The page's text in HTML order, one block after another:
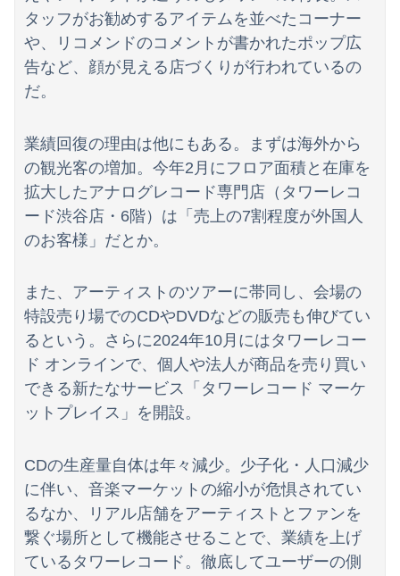
タッフがお勧めするアイテムを並べたコーナー
や、リコメンドのコメントが書かれたポップ広
告など、顔が見える店づくりが行われているの
だ。
業績回復の理由は他にもある。まずは海外から
の観光客の増加。今年2月にフロア面積と在庫を
拡大したアナログレコード専門店（タワーレコ
ード渋谷店・6階）は「売上の7割程度が外国人
のお客様」だとか。
また、アーティストのツアーに帯同し、会場の
特設売り場でのCDやDVDなどの販売も伸びてい
るという。さらに2024年10月にはタワーレコー
ド オンラインで、個人や法人が商品を売り買い
できる新たなサービス「タワーレコード マーケ
ットプレイス」を開設。
CDの生産量自体は年々減少。少子化・人口減少
に伴い、音楽マーケットの縮小が危惧されてい
るなか、リアル店舗をアーティストとファンを
繋ぐ場所として機能させることで、業績を上げ
ているタワーレコード。徹底してユーザーの側